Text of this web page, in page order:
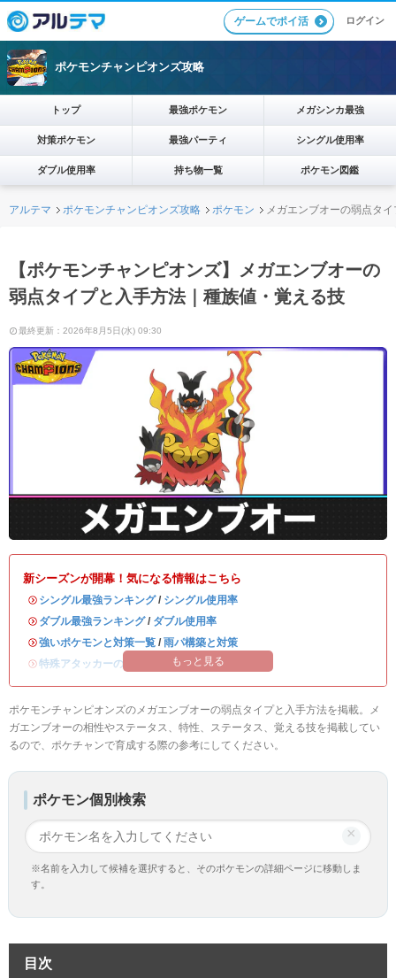
ゲームでポイ活 ログイン
ポケモンチャンピオンズ攻略
トップ 最強ポケモン メガシンカ最強
対策ポケモン 最強パーティ シングル使用率
ダブル使用率 持ち物一覧 ポケモン図鑑
アルテマ ポケモンチャンピオンズ攻略 ポケモン メガエンブオーの弱点タ
【ポケモンチャンピオンズ】メガエンブオーの
弱点タイプと入手方法｜種族値・覚える技
最終更新：2026年8月5日(水) 09:30
新シーズンが開幕！気になる情報はこちら
・ シングル最強ランキング/ シングル使用率
・ ダブル最強ランキング/ ダブル使用率
・強いポケモンと対策一覧 / 雨パ構築と対策
・特殊アタッカーのおすすめランキング
もっと見る
ポケモンチャンピオンズのメガエンブオーの弱点タイプと入手方法を掲載。メ
ガエンブオーの相性やステータス、特性、ステータス、覚える技を掲載してい
るので、ポケチャンで育成する際の参考にしてください。
ポケモン個別検索
×
※名前を入力して候補を選択すると、そのポケモンの詳細ページに移動しま
す。
目次